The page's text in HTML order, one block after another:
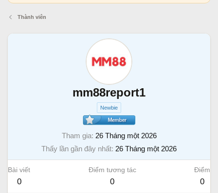
Thành viên
mm88report1
Newbie
Tham gia 26 Tháng một 2026
Thấy lần gần đây nhất 26 Tháng một 2026
Bài viết
0
Điểm tương tác
0
Điểm
0